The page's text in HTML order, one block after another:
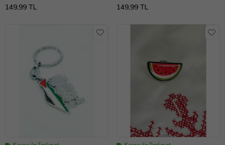
149,99 TL 149,99 TL